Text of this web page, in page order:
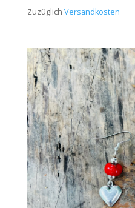
Zuzüglich Versandkosten